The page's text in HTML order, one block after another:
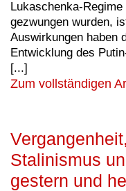
Lukaschenka-
gezwungen wurden,
Auswirkungen haben
Entwicklung des
[...]
Zum vollständigen
Stalinismus
gestern und